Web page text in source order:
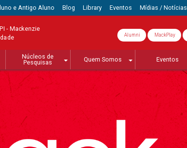
e Antigo Aluno Blog Library Eventos Mídias / Notícias
- Mackenzie
Alumni MackPlay
Núcleos de
Pesquisas
Quem Somos Eventos